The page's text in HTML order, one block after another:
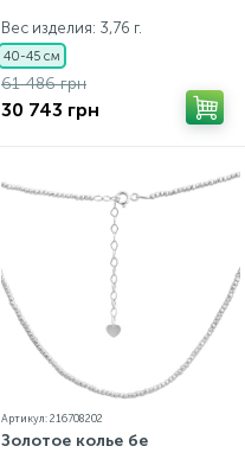
Вес изделия: 3,76 г.
40-45 см
61 486 грн
30 743 грн
Артикул: 216708202
Золотое колье бе